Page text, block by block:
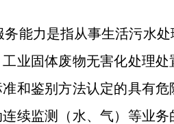
能力是指从事生活污水
业固体废物无害化处理
和鉴别方法认定的具有
续监测（水、气）等业